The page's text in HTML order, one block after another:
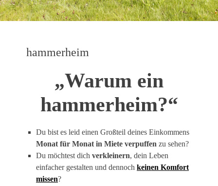
hammerheim
„Warum ein
hammerheim?“
Du bist es leid einen Großteil deines Einkommens
Monat für Monat in Miete verpuffen zu sehen?
Du möchtest dich verkleinern, dein Leben
einfacher gestalten und dennoch keinen Komfort
missen?